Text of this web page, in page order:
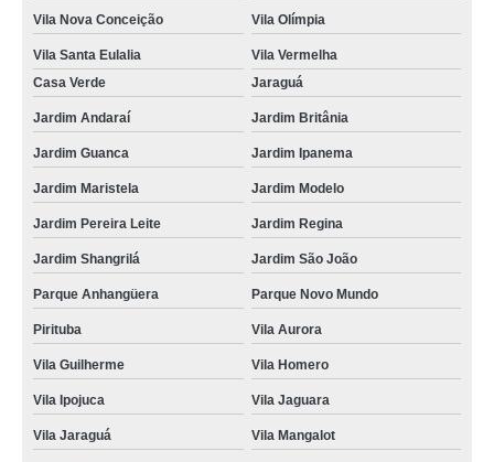
Vila Nova Conceição Vila Olímpia
Vila Santa Eulalia
Vila Vermelha
Casa Verde
Jaraguá
Jardim Andaraí Jardim Britânia
Jardim Guanca Jardim Ipanema
Jardim Maristela Jardim Modelo
Jardim Pereira Leite Jardim Regina
Jardim Shangrilá Jardim São João
Parque Anhangüera Parque Novo Mundo
Pirituba Vila Aurora
Vila Guilherme Vila Homero
Vila Ipojuca Vila Jaguara
Vila Jaraguá Vila Mangalot